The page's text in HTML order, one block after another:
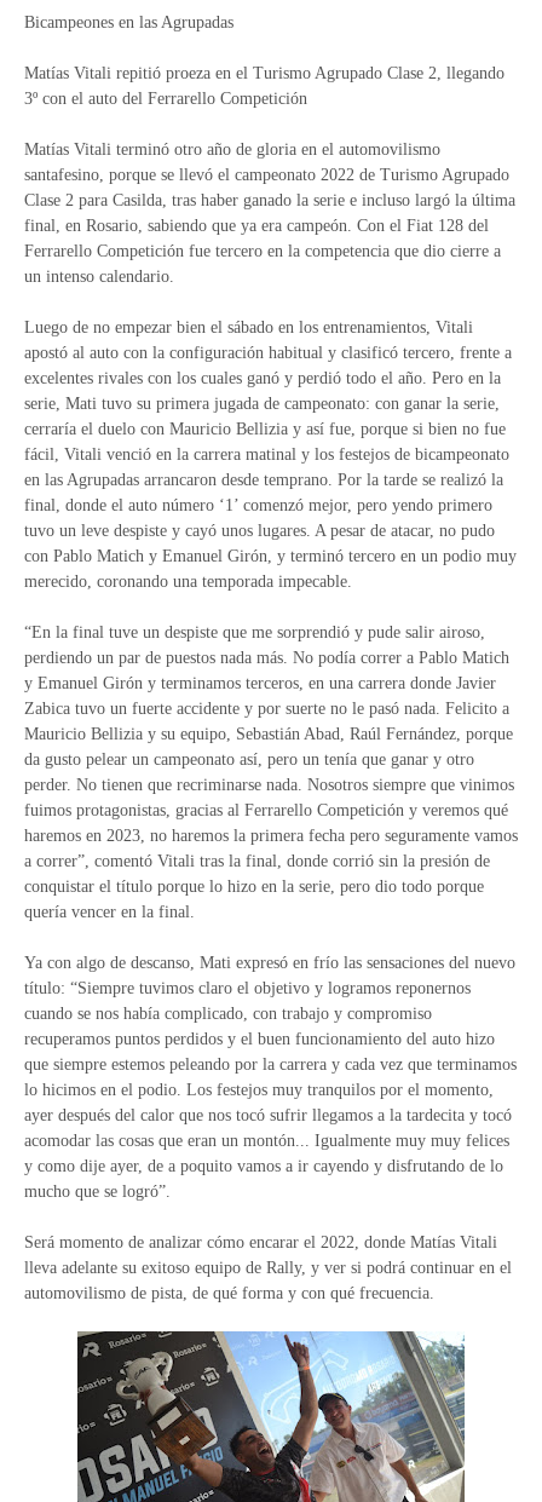
Bicampeones en las Agrupadas
Matías Vitali repitió proeza en el Turismo Agrupado Clase 2, llegando
3º con el auto del Ferrarello Competición
Matías Vitali terminó otro año de gloria en el automovilismo
santafesino, porque se llevó el campeonato 2022 de Turismo Agrupado
Clase 2 para Casilda, tras haber ganado la serie e incluso largó la última
final, en Rosario, sabiendo que ya era campeón. Con el Fiat 128 del
Ferrarello Competición fue tercero en la competencia que dio cierre a
un intenso calendario.
Luego de no empezar bien el sábado en los entrenamientos, Vitali
apostó al auto con la configuración habitual y clasificó tercero, frente a
excelentes rivales con los cuales ganó y perdió todo el año. Pero en la
serie, Mati tuvo su primera jugada de campeonato: con ganar la serie,
cerraría el duelo con Mauricio Bellizia y así fue, porque si bien no fue
fácil, Vitali venció en la carrera matinal y los festejos de bicampeonato
en las Agrupadas arrancaron desde temprano. Por la tarde se realizó la
final, donde el auto número ‘1’ comenzó mejor, pero yendo primero
tuvo un leve despiste y cayó unos lugares. A pesar de atacar, no pudo
con Pablo Matich y Emanuel Girón, y terminó tercero en un podio muy
merecido, coronando una temporada impecable.
“En la final tuve un despiste que me sorprendió y pude salir airoso,
perdiendo un par de puestos nada más. No podía correr a Pablo Matich
y Emanuel Girón y terminamos terceros, en una carrera donde Javier
Zabica tuvo un fuerte accidente y por suerte no le pasó nada. Felicito a
Mauricio Bellizia y su equipo, Sebastián Abad, Raúl Fernández, porque
da gusto pelear un campeonato así, pero un tenía que ganar y otro
perder. No tienen que recriminarse nada. Nosotros siempre que vinimos
fuimos protagonistas, gracias al Ferrarello Competición y veremos qué
haremos en 2023, no haremos la primera fecha pero seguramente vamos
a correr”, comentó Vitali tras la final, donde corrió sin la presión de
conquistar el título porque lo hizo en la serie, pero dio todo porque
quería vencer en la final.
Ya con algo de descanso, Mati expresó en frío las sensaciones del nuevo
título: “Siempre tuvimos claro el objetivo y logramos reponernos
cuando se nos había complicado, con trabajo y compromiso
recuperamos puntos perdidos y el buen funcionamiento del auto hizo
que siempre estemos peleando por la carrera y cada vez que terminamos
lo hicimos en el podio. Los festejos muy tranquilos por el momento,
ayer después del calor que nos tocó sufrir llegamos a la tardecita y tocó
acomodar las cosas que eran un montón... Igualmente muy muy felices
y como dije ayer, de a poquito vamos a ir cayendo y disfrutando de lo
mucho que se logró”.
Será momento de analizar cómo encarar el 2022, donde Matías Vitali
lleva adelante su exitoso equipo de Rally, y ver si podrá continuar en el
automovilismo de pista, de qué forma y con qué frecuencia.